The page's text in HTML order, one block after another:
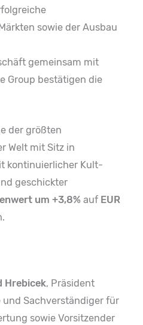
sowie der Ausbau
gemeinsam mit
Group bestätigen die
der größten
Welt mit Sitz in
kontinuierlicher Kult-
geschickter
um +3,8% auf EUR
Hrebicek, Präsident
und Sachverständiger für
sowie Vorsitzender